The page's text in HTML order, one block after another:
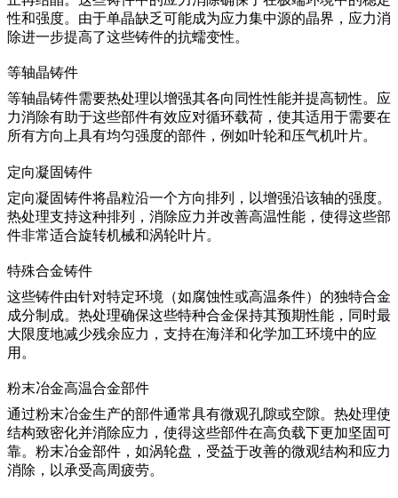
性和强度。由于单晶缺乏可能成为应力集中源的晶界， 应力消
除进一步提高了这些铸件的抗蠕变性。
等轴晶铸件
等轴晶铸件需要热处理以增强其各向同性性能并提高韧性。应
力消除有助于这些部件有效应对循环载荷，使其适用于需要在
所有方向上具有均匀强度的部件，例如叶轮和压气机叶片。
定向凝固铸件
定向凝固铸件将晶粒沿一个方向排列，以增强沿该轴的强度。
热处理支持这种排列，消除应力并改善高温性能，使得这些部
件非常适合旋转机械和涡轮叶片。
特殊合金铸件
这些铸件由针对特定环境（如腐蚀性或高温条件）的独特合金
成分制成。 热处理确保这些特种合金保持其预期性能，同时最
大限度地减少残余应力，支持在海洋和化学加工环境中的应
用。
粉末冶金高温合金部件
通过粉末冶金生产的部件通常具有微观孔隙或空隙。热处理使
结构致密化并消除应力，使得这些部件在高负载下更加坚固可
靠。粉末冶金部件，如涡轮盘，受益于改善的微观结构和应力
消除，以承受高周疲劳。